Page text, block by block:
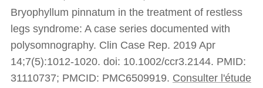
Bryophyllum pinnatum in the treatment of restless
legs syndrome: A case series documented with
polysomnography. Clin Case Rep. 2019 Apr
14;7(5):1012-1020. doi: 10.1002/ccr3.2144. PMID:
31110737; PMCID: PMC6509919. Consulter l'étude